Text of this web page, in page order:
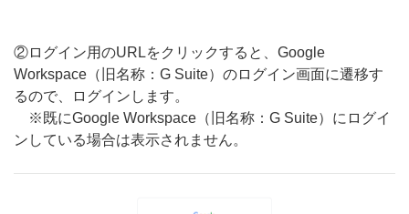
②ログイン用のURLをクリックすると、Google
Workspace（旧名称：G Suite）のログイン画面に遷移す
るので、ログインします。
※既にGoogle Workspace（旧名称：G Suite）にログイ
ンしている場合は表示されません。